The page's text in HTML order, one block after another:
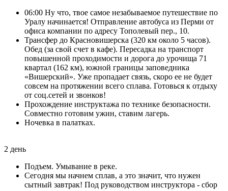
06:00 Ну что, твое самое незабываемое путешествие по
Уралу начинается! Отправление автобуса из Перми от
офиса компании по адресу Тополевый пер., 10.
Трансфер до Красновишерска (320 км около 5 часов).
Обед (за свой счет в кафе). Пересадка на транспорт
повышенной проходимости и дорога до урочища 71
квартал (162 км), южной границы заповедника
«Вишерский». Уже пропадает связь, скоро ее не будет
совсем на протяжении всего сплава. Готовься к отдыху
от соц.сетей и звонков!
Прохождение инструктажа по технике безопасности.
Совместно готовим ужин, ставим лагерь.
Ночевка в палатках.
2 день
Подъем. Умывание в реке.
Сегодня мы начнем сплав, а это значит, что нужен
сытный завтрак! Под руководством инструктора - сбор